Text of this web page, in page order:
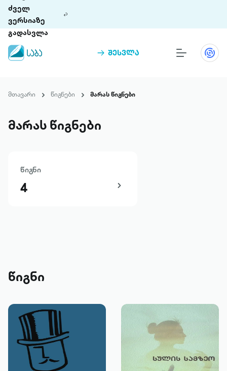
ძველ
ვერსიაზე
გადასვლა
შესვლა
თინეთი 9 ციფრულ პლატფორმასა და 5
პაკეტები
მთავარი წიგნები მარას წიგნები
მარას წიგნები
წიგნი
4
წიგნი